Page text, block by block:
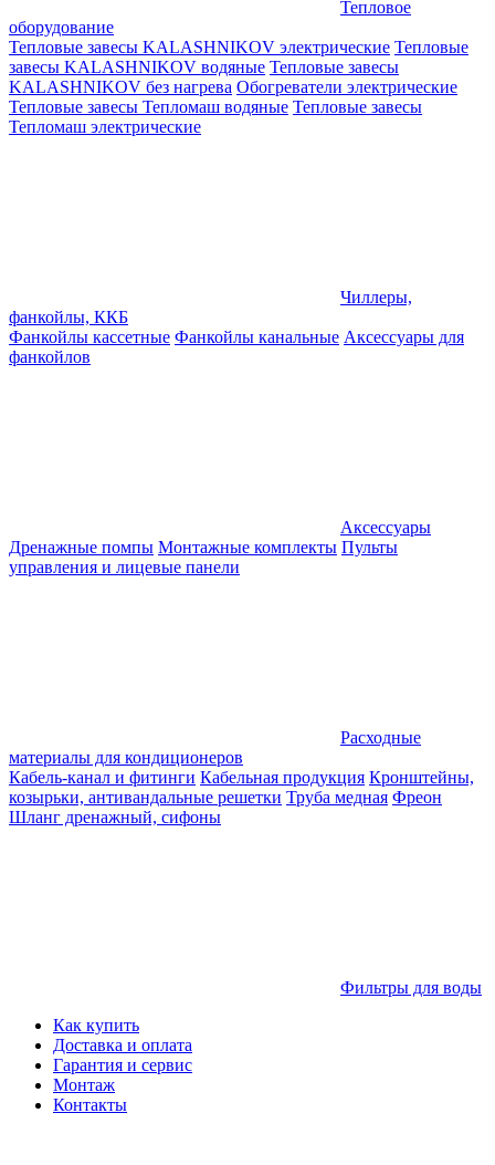
Тепловое
оборудование
Тепловые завесы KALASHNIKOV электрические Тепловые
завесы KALASHNIKOV водяные Тепловые завесы
KALASHNIKOV без нагрева Обогреватели электрические
Тепловые завесы Тепломаш водяные Тепловые завесы
Тепломаш электрические
Чиллеры,
фанкойлы, ККБ
Фанкойлы кассетные Фанкойлы канальные Аксессуары для
фанкойлов
Аксессуары
Дренажные помпы Монтажные комплекты Пульты
управления и лицевые панели
Расходные
материалы для кондиционеров
Кабель-канал и фитинги Кабельная продукция Кронштейны,
козырьки, антивандальные решетки Труба медная Фреон
Шланг дренажный, сифоны
Фильтры для воды
Как купить
Доставка и оплата
Гарантия и сервис
Монтаж
Контакты